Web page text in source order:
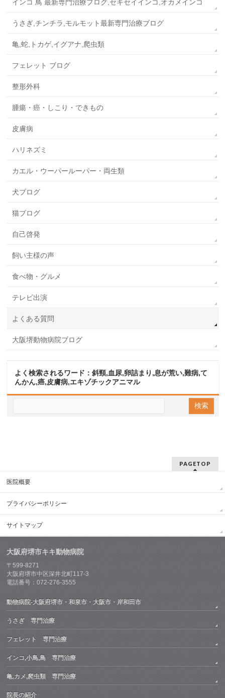
インコ 鳥 最新専門治療ブログ,セキセイインコ,オカメインコ
うさぎ,チンチラ,モルモット最新専門治療ブログ
亀,蛇,トカゲ,イグアナ,爬虫類
フェレット ブログ
整形外科
腫瘍・癌・しこり・できもの
皮膚病
ハリネズミ
カエル・ウーパールーパー・両生類
犬ブログ
猫ブログ
自己啓発
飼い主様の声
食べ物・グルメ
テレビ出演
よくある質問
大阪堺動物病院ブログ
よく検索されるワード：斜頸,血尿,卵詰まり,息が荒い,難病,て
んかん,癌,皮膚病,エキゾチックアニマル
PAGETOP
医院概要
プライバシーポリシー
サイトマップ
大阪府堺市キキ動物病院
〒599-8271
大阪府堺市中区深井北町117-3
電話番号：072-276-3555
動物病院-大阪府堺市・和泉市・大阪市・岸和田市
うさぎ 専門治療
フェレット 専門治療
インコ,小鳥,鳥 専門治療
亀,カメ,爬虫類 専門治療
院長の紹介